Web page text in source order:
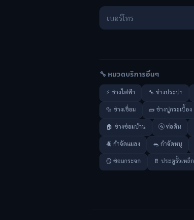
🔧 หมวดบริการอื่นๆ
⚡ ช่างไฟฟ้า 🔧 ช่างประปา
🔩 ช่างเชื่อม 🧱 ช่างปูกระเบื้อง
🏠 ช่างซ่อมบ้าน 🚰 ท่อตัน
🪲 กำจัดแมลง 🐀 กำจัดหนู
🪞 ซ่อมกระจก 🚪 ประตูรั้วเหล็ก